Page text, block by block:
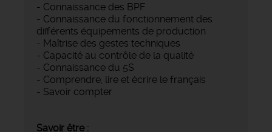
- Connaissance des BPF
- Connaissance du fonctionnement des
différents équipements de production
- Maîtrise des gestes techniques
- Capacité au contrôle de la qualité
- Connaissance du 5S
- Comprendre, lire et écrire le français
- Savoir compter
Savoir être :